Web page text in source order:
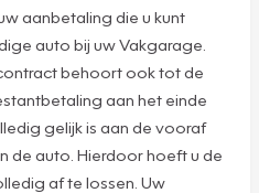
aanbetaling die u kunt
auto bij uw Vakgarage.
behoort ook tot de
aan het einde
gelijk is aan de vooraf
de auto. Hierdoor hoeft u de
af te lossen. Uw